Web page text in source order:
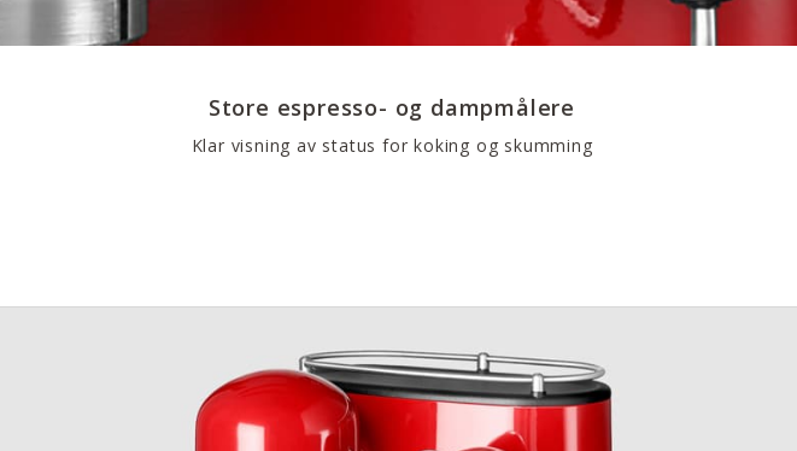
Store espresso- og dampmålere
Klar visning av status for koking og skumming